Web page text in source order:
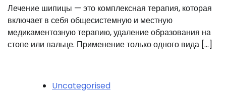
Лечение шипицы — это комплексная терапия, которая
включает в себя общесистемную и местную
медикаментозную терапию, удаление образования на
стопе или пальце. Применение только одного вида […]
Uncategorised